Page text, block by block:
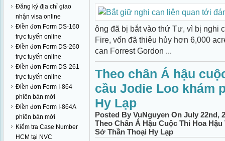
Đăng ký địa chỉ giao
nhận visa online
Điền đơn Form DS-160
trực tuyến online
Điền đơn Form DS-260
trực tuyến online
Điền đơn Form DS-261
trực tuyến online
Điền đơn Form I-864
phiên bản mới
Điền đơn Form I-864A
phiên bản mới
Kiểm tra Case Number
HCM tại NVC
ông đã bị bắt vào thứ Tư, vì bị nghi
Fire, vốn đã thiêu hủy hơn 6,000
can Forrest Gordon ...
Theo chân Á hậu
cầu Jodie Loo khám
Hy Lạp
Posted By VuNguyen On July 22nd,
Theo Chân Á Hậu Cuộc Thi Hoa
Sở Thần Thoại Hy Lạp